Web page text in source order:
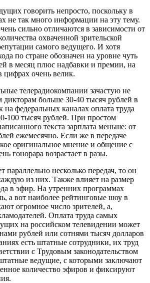
говорить непросто, поскольку в
не так много информации на эту тему.
сильно отличаются в зависимости от
охваченной зрительской
самого ведущего. И хотя
по стране обозначен на уровне чуть
в месяц плюс надбавки и премии, на
цифрах очень велик.
телерадиокомпании зачастую не
дикторам больше 30-40 тысяч рублей в
на федеральных каналах оплата труда
100 тысяч рублей. При простом
текста зарплата меньше: от
ежемесячно. Если же в передаче
оригинальное мнение и общение с
гонорара возрастает в разы.
параллельно несколько передач, то он
из них. Также влияет на размер
в эфир. На утренних программах
а вот наиболее рейтинговые шоу в
огромное число зрителей, а,
Оплата труда самых
на российском телевидении может
рублей или сотнями тысяч долларов
есть штатные сотрудники, их труд
с Трудовым законодательством
ведущие, с которыми заключают
количество эфиров и фиксируют